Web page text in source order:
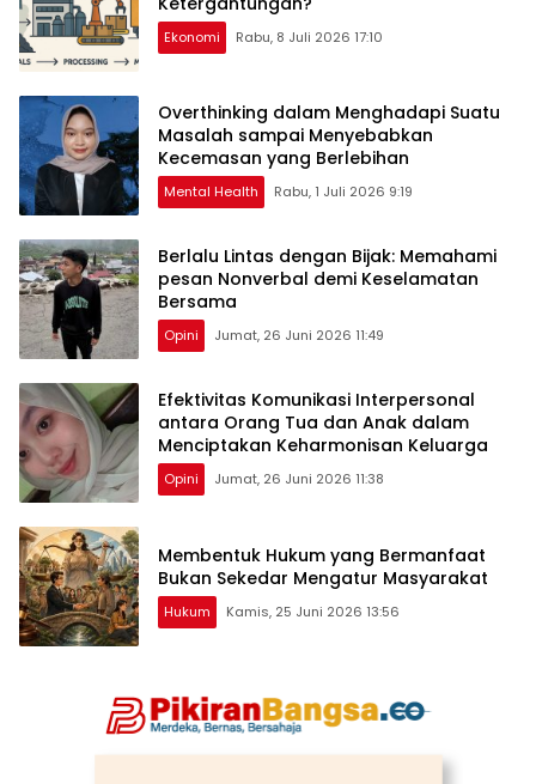
Ekonomi Rabu, 8 Juli 2026 17:10
Overthinking dalam Menghadapi Suatu
Masalah sampai Menyebabkan
Kecemasan yang Berlebihan
Mental Health Rabu, 1 Juli 2026 9:19
Berlalu Lintas dengan Bijak: Memahami
pesan Nonverbal demi Keselamatan
Bersama
Opini Jumat, 26 Juni 2026 11:49
Efektivitas Komunikasi Interpersonal
antara Orang Tua dan Anak dalam
Menciptakan Keharmonisan Keluarga
Opini Jumat, 26 Juni 2026 11:38
Membentuk Hukum yang Bermanfaat
Bukan Sekedar Mengatur Masyarakat
Hukum Kamis, 25 Juni 2026 13:56